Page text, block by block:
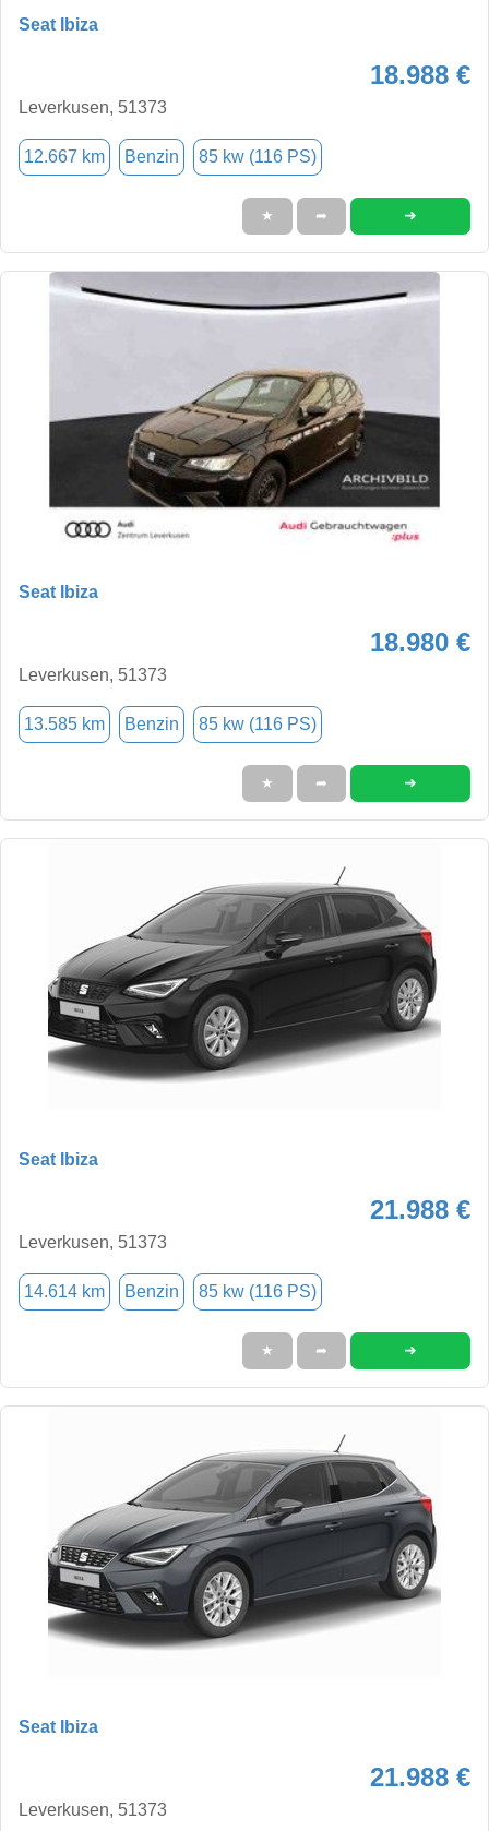
Seat Ibiza
18.988 €
Leverkusen, 51373
12.667 km Benzin 85 kw (116 PS)
★ ➦ ➜
Seat Ibiza
18.980 €
Leverkusen, 51373
13.585 km Benzin 85 kw (116 PS)
★ ➦ ➜
Seat Ibiza
21.988 €
Leverkusen, 51373
14.614 km Benzin 85 kw (116 PS)
★ ➦ ➜
Seat Ibiza
21.988 €
Leverkusen, 51373